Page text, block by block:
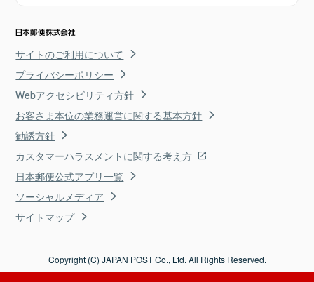
サイトのご利用について
プライバシーポリシー
Webアクセシビリティ方針
お客さま本位の業務運営に関する基本方針
勧誘方針
カスタマーハラスメントに関する考え方
日本郵便公式アプリ一覧
ソーシャルメディア
サイトマップ
Copyright (C) JAPAN POST Co., Ltd. All Rights Reserved.